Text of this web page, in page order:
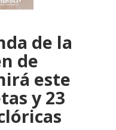
de la
de
este
y 23